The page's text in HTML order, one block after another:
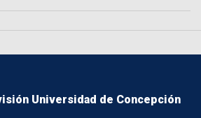
Universidad de Concepción